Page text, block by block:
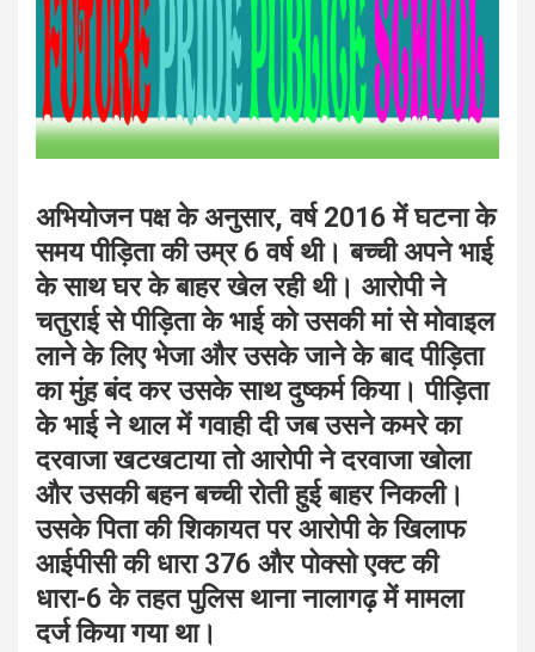
अभियोजन पक्ष के अनुसार, वर्ष 2016 में घटना के
समय पीड़िता की उम्र 6 वर्ष थी। बच्ची अपने भाई
के साथ घर के बाहर खेल रही थी। आरोपी ने
चतुराई से पीड़िता के भाई को उसकी मां से मोवाइल
लाने के लिए भेजा और उसके जाने के बाद पीड़िता
का मुंह बंद कर उसके साथ दुष्कर्म किया। पीड़िता
के भाई ने थाल में गवाही दी जब उसने कमरे का
दरवाजा खटखटाया तो आरोपी ने दरवाजा खोला
और उसकी बहन बच्ची रोती हुई बाहर निकली।
उसके पिता की शिकायत पर आरोपी के खिलाफ
आईपीसी की धारा 376 और पोक्सो एक्ट की
धारा-6 के तहत पुलिस थाना नालागढ़ में मामला
दर्ज किया गया था।